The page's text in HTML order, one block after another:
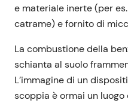
e materiale inerte (per
catrame) e fornito di
La combustione della
schianta al suolo
L’immagine di un
scoppia è ormai un luogo